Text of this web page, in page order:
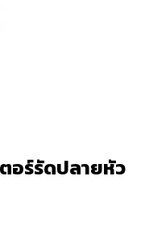
อร์รัดปลายหัว